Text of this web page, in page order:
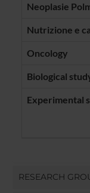
Neoplasie
Nutrizione e
Oncology
Biological
Experimental
RESEARCH